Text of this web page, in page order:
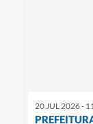
20 JUL 2026 -